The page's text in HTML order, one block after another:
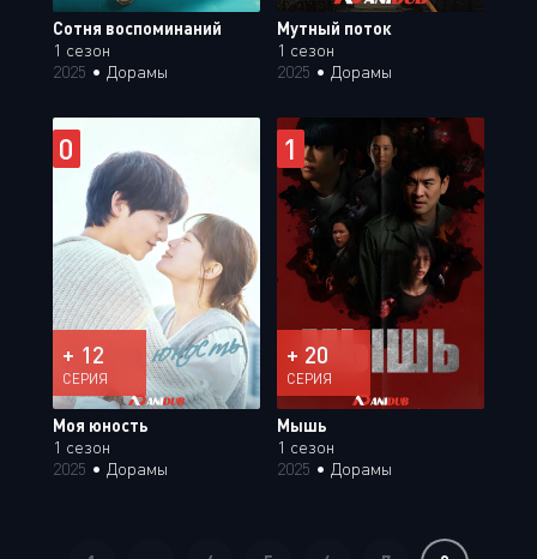
Сотня воспоминаний
1 сезон
2025 • Дорамы
Мутный поток
1 сезон
2025 • Дорамы
0
+ 12
СЕРИЯ
Моя юность
1 сезон
2025 • Дорамы
1
+ 20
СЕРИЯ
Мышь
1 сезон
2025 • Дорамы